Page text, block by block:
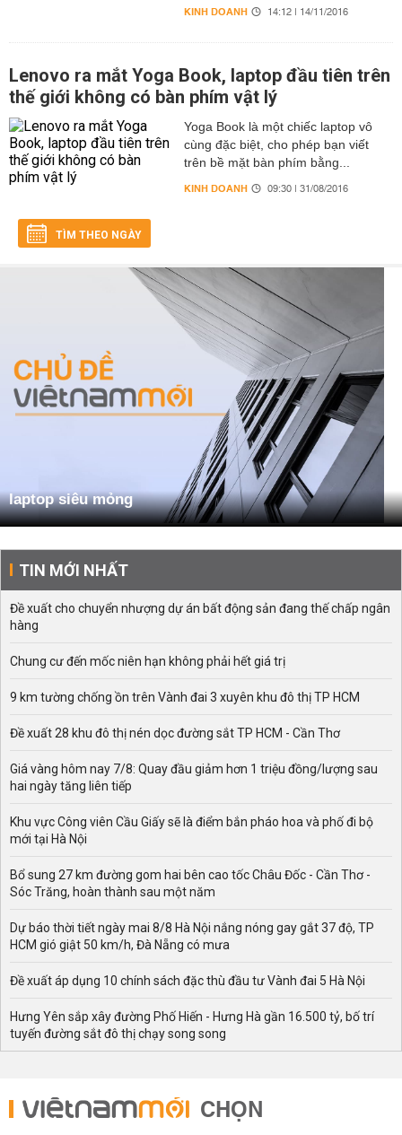
KINH DOANH 14:12 | 14/11/2016
Lenovo ra mắt Yoga Book, laptop đầu tiên trên
thế giới không có bàn phím vật lý
Yoga Book là một chiếc laptop vô
cùng đặc biệt, cho phép bạn viết
trên bề mặt bàn phím bằng...
KINH DOANH 09:30 | 31/08/2016
TÌM THEO NGÀY
laptop siêu mỏng
TIN MỚI NHẤT
Đề xuất cho chuyển nhượng dự án bất động sản đang thế chấp ngân
hàng
Chung cư đến mốc niên hạn không phải hết giá trị
9 km tường chống ồn trên Vành đai 3 xuyên khu đô thị TP HCM
Đề xuất 28 khu đô thị nén dọc đường sắt TP HCM - Cần Thơ
Giá vàng hôm nay 7/8: Quay đầu giảm hơn 1 triệu đồng/lượng sau
hai ngày tăng liên tiếp
Khu vực Công viên Cầu Giấy sẽ là điểm bắn pháo hoa và phố đi bộ
mới tại Hà Nội
Bổ sung 27 km đường gom hai bên cao tốc Châu Đốc - Cần Thơ -
Sóc Trăng, hoàn thành sau một năm
Dự báo thời tiết ngày mai 8/8 Hà Nội nắng nóng gay gắt 37 độ, TP
HCM gió giật 50 km/h, Đà Nẵng có mưa
Đề xuất áp dụng 10 chính sách đặc thù đầu tư Vành đai 5 Hà Nội
Hưng Yên sắp xây đường Phố Hiến - Hưng Hà gần 16.500 tỷ, bố trí
tuyến đường sắt đô thị chạy song song
CHỌN